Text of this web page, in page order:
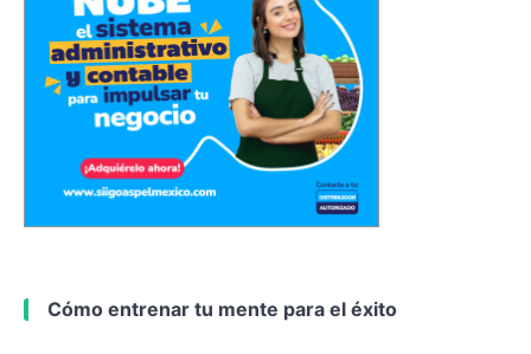
Cómo entrenar tu mente para el éxito